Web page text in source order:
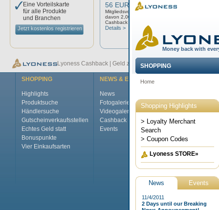
Eine Vorteilskarte
für alle Produkte
und Branchen
Jetzt kostenlos registrieren
56 EUR
Mitgliedsvorteil: 10,00%
davon 2,00%
Cashback
Details >
Lyoness Cashback | Geld zurück bei jedem Einkauf -
SHOPPING
Highlights
Produktsuche
Händlersuche
Gutscheinverkaufsstellen
Echtes Geld statt
Bonuspunkte
Vier Einkaufsarten
NEWS & EVENTS
News
Fotogalerie
Videogalerie
Cashback Magazine
Events
International
Top Jobs
Das
Kontakt
FAQs
Glossar
Home Impressum